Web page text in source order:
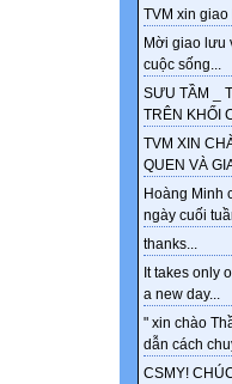
TVM xin giao
Mời giao lưu
cuộc sống...
SƯU TẦM _
TRÊN KHỐI
TVM XIN
QUEN VÀ
Hoàng Minh
ngày cuối
thanks...
It takes only
a new day...
" xin chào
dẫn cách
CSMY!